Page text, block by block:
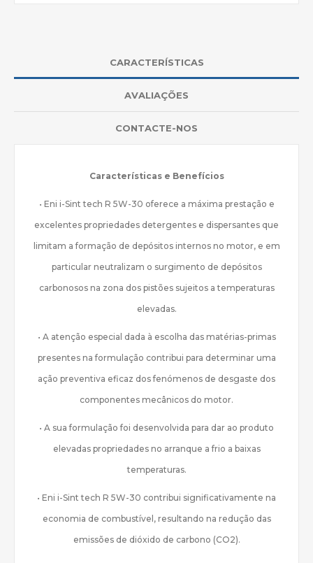
CARACTERÍSTICAS
AVALIAÇÕES
CONTACTE-NOS
Características e Benefícios
• Eni i-Sint tech R 5W-30 oferece a máxima prestação e
excelentes propriedades detergentes e dispersantes que
limitam a formação de depósitos internos no motor, e em
particular neutralizam o surgimento de depósitos
carbonosos na zona dos pistões sujeitos a temperaturas
elevadas.
• A atenção especial dada à escolha das matérias-primas
presentes na formulação contribui para determinar uma
ação preventiva eficaz dos fenómenos de desgaste dos
componentes mecânicos do motor.
• A sua formulação foi desenvolvida para dar ao produto
elevadas propriedades no arranque a frio a baixas
temperaturas.
• Eni i-Sint tech R 5W-30 contribui significativamente na
economia de combustível, resultando na redução das
emissões de dióxido de carbono (CO2).